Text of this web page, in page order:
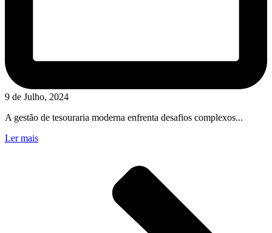
9 de Julho, 2024
A gestão de tesouraria moderna enfrenta desafios complexos...
Ler mais